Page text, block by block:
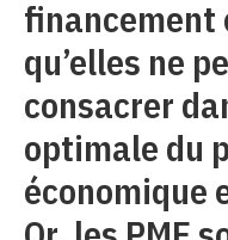
qu’elles ne
consacrer
optimale du
économique